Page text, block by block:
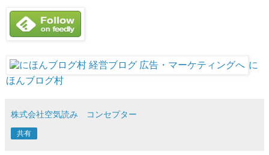
に
ほんブログ村
株式会社空気読み コンセプター
共有